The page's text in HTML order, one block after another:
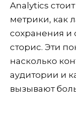
Analytics
метрики, как
сохранения и
сторис. Эти
насколько
аудитории и
вызывают